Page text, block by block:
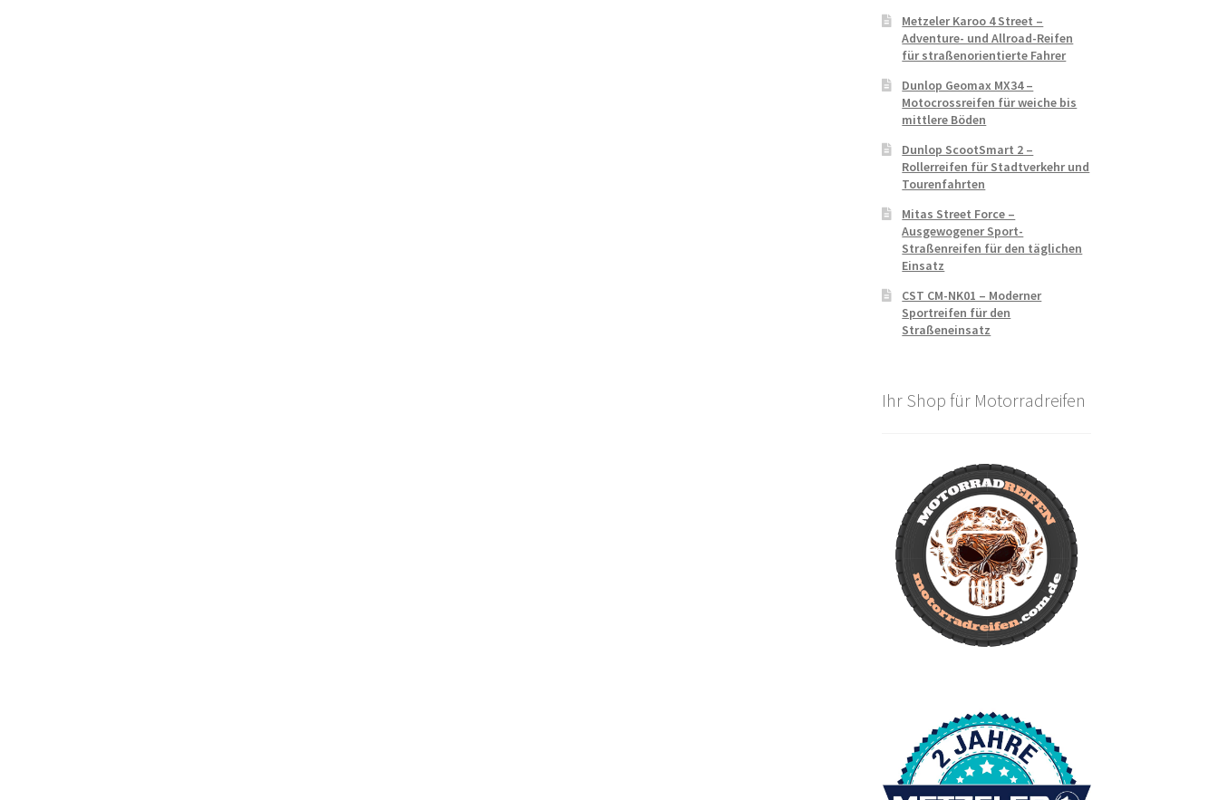
Metzeler Karoo 4 Street –
Adventure- und Allroad-Reifen
für straßenorientierte Fahrer
Dunlop Geomax MX34 –
Motocrossreifen für weiche bis
mittlere Böden
Dunlop ScootSmart 2 –
Rollerreifen für Stadtverkehr und
Tourenfahrten
Mitas Street Force –
Ausgewogener Sport-
Straßenreifen für den täglichen
Einsatz
CST CM-NK01 – Moderner
Sportreifen für den
Straßeneinsatz
Ihr Shop für Motorradreifen